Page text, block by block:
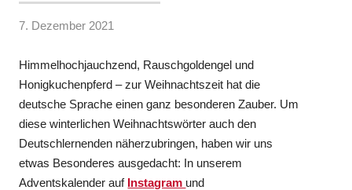
7. Dezember 2021
Himmelhochjauchzend, Rauschgoldengel und
Honigkuchenpferd – zur Weihnachtszeit hat die
deutsche Sprache einen ganz besonderen Zauber. Um
diese winterlichen Weihnachtswörter auch den
Deutschlernenden näherzubringen, haben wir uns
etwas Besonderes ausgedacht: In unserem
Adventskalender auf Instagram und